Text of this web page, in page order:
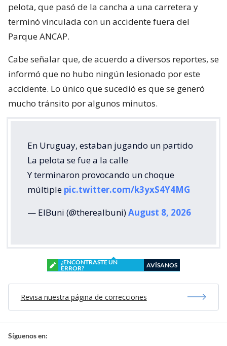
pelota, que pasó de la cancha a una carretera y
terminó vinculada con un accidente fuera del
Parque ANCAP.
Cabe señalar que, de acuerdo a diversos reportes, se
informó que no hubo ningún lesionado por este
accidente. Lo único que sucedió es que se generó
mucho tránsito por algunos minutos.
En Uruguay, estaban jugando un partido
La pelota se fue a la calle
Y terminaron provocando un choque
múltiple pic.twitter.com/k3yxS4Y4MG
— ElBuni (@therealbuni)August 8, 2026
¿ENCONTRASTE UN
ERROR?
AVÍSANOS
Revisa nuestra página de correcciones
Síguenos en: